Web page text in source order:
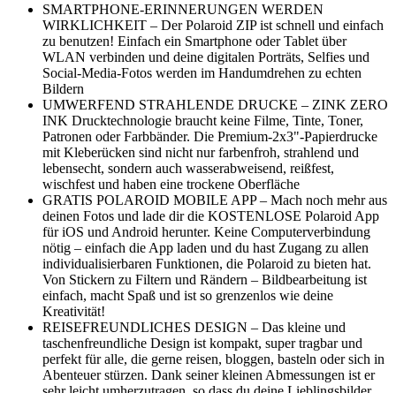
SMARTPHONE-ERINNERUNGEN WERDEN
WIRKLICHKEIT – Der Polaroid ZIP ist schnell und einfach
zu benutzen! Einfach ein Smartphone oder Tablet über
WLAN verbinden und deine digitalen Porträts, Selfies und
Social-Media-Fotos werden im Handumdrehen zu echten
Bildern
UMWERFEND STRAHLENDE DRUCKE – ZINK ZERO
INK Drucktechnologie braucht keine Filme, Tinte, Toner,
Patronen oder Farbbänder. Die Premium-2x3"-Papierdrucke
mit Kleberücken sind nicht nur farbenfroh, strahlend und
lebensecht, sondern auch wasserabweisend, reißfest,
wischfest und haben eine trockene Oberfläche
GRATIS POLAROID MOBILE APP – Mach noch mehr aus
deinen Fotos und lade dir die KOSTENLOSE Polaroid App
für iOS und Android herunter. Keine Computerverbindung
nötig – einfach die App laden und du hast Zugang zu allen
individualisierbaren Funktionen, die Polaroid zu bieten hat.
Von Stickern zu Filtern und Rändern – Bildbearbeitung ist
einfach, macht Spaß und ist so grenzenlos wie deine
Kreativität!
REISEFREUNDLICHES DESIGN – Das kleine und
taschenfreundliche Design ist kompakt, super tragbar und
perfekt für alle, die gerne reisen, bloggen, basteln oder sich in
Abenteuer stürzen. Dank seiner kleinen Abmessungen ist er